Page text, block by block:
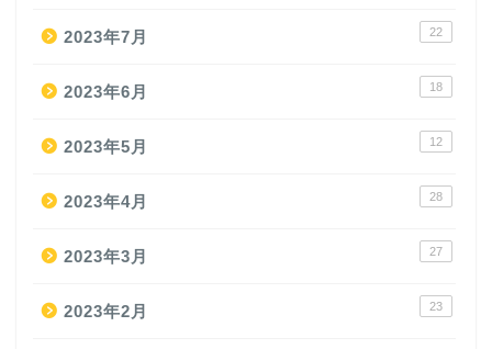
2023年7月 22
2023年6月 18
2023年5月 12
2023年4月 28
2023年3月 27
2023年2月 23